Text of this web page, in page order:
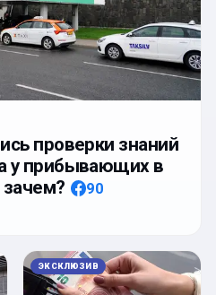
проверки знаний
у прибывающих в
90
ЭКСКЛЮЗИВ